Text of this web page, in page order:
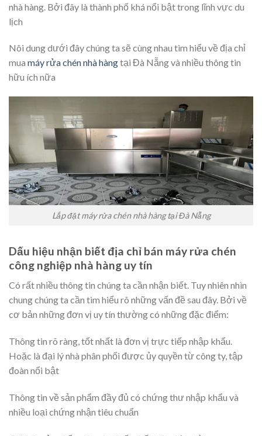
nhà hàng. Bởi đây là thành phố khá nổi bật trong lĩnh vực du
lịch
Nôi dung dưới đây chúng ta sẽ cùng nhau tìm hiểu về địa chỉ
mua máy rửa chén nhà hàngtại Đà Nẵng và nhiều thông tin
hữu ích nữa
Lắp đặt máy rửa chén nhà hàng tại Đà Nẵng
Dấu hiệu nhận biết địa chỉ bán máy rửa chén
công nghiệp nhà hàng uy tín
Có rất nhiều thông tin chúng ta cần nhận biết. Tuy nhiên nhìn
chung chúng ta cần tìm hiểu rõ những vấn đề sau đây. Bởi về
cơ bản những đơn vị uy tín thường có những đặc điểm:
Thông tin rõ ràng, tốt nhất là đơn vị trực tiếp nhập khẩu.
Hoặc là đại lý nhà phân phối được ủy quyền từ công ty, tập
đoàn nổi bật
Thông tin về sản phẩm đầy đủ có chứng thư nhập khẩu và
nhiều loại chứng nhận tiêu chuẩn